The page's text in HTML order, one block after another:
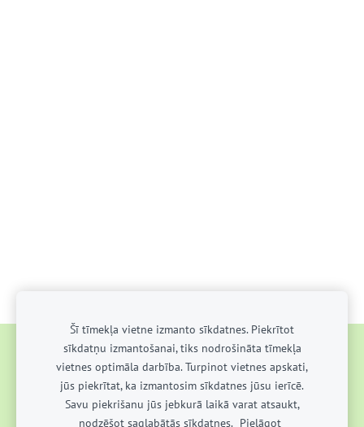
AKTUALITĀTES PAR SKOLU
MĀCĪBU DARBS
AUDZINĀŠANAS DARBS
KONTAKTI
UZŅEMŠANA
SĪKDATNES
Šī tīmekļa vietne izmanto sīkdatnes. Piekrītot
sīkdatņu izmantošanai, tiks nodrošināta tīmekļa
vietnes optimāla darbība. Turpinot vietnes apskati,
jūs piekrītat, ka izmantosim sīkdatnes jūsu ierīcē.
Savu piekrišanu jūs jebkurā laikā varat atsaukt,
nodzēšot saglabātās sīkdatnes. Pielāgot